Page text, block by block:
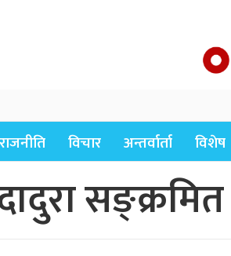
राजनीति विचार अन्तर्वार्ता विशेष